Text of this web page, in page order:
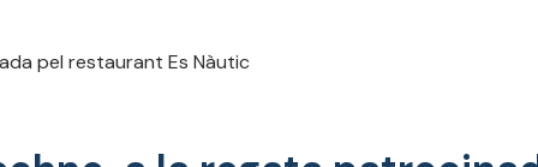
pel restaurant Es Nàutic